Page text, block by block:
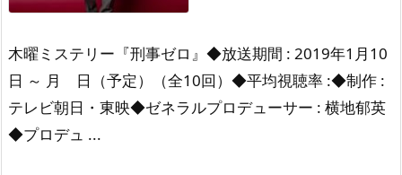
木曜ミステリー『刑事ゼロ』 ◆放送期間 : 2019年1月10
日 ～ 月 日（予定）（全10回） ◆平均視聴率 :◆制作 :
テレビ朝日・東映◆ゼネラルプロデューサー : 横地郁英
◆プロデュ ...